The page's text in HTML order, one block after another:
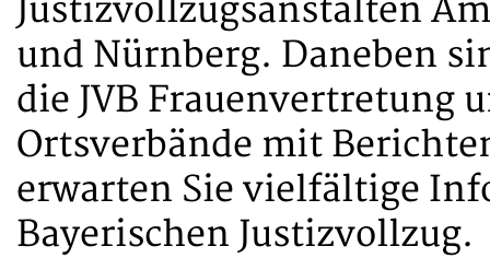
Justizvollzugsanstalten
und Nürnberg. Daneben
die JVB Frauenvertretung
Ortsverbände mit
erwarten Sie vielfältige
Bayerischen Justizvollzug.